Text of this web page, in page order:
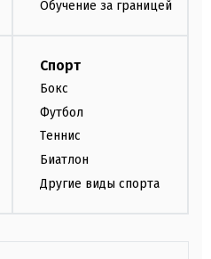
Обучение за границей
Спорт
Бокс
Футбол
Теннис
Биатлон
Другие виды спорта